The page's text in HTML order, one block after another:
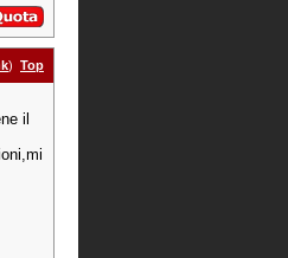
) Top
il